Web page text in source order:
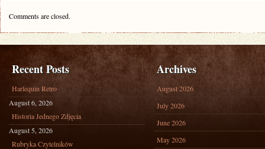
Comments are closed.
Recent Posts
Harlequin Retro
August 6, 2026
Historia Jednego Zdjęcia
August 5, 2026
Rubryka Czytelników
Archives
August 2026
July 2026
June 2026
May 2026